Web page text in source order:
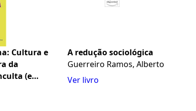
Cultura e
da
(e
A redução sociológica
Guerreiro Ramos, Alberto
Ver livro